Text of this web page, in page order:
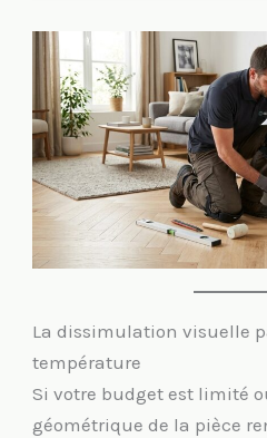
La dissimulation visuelle
température
Si votre budget est limité
géométrique de la pièce